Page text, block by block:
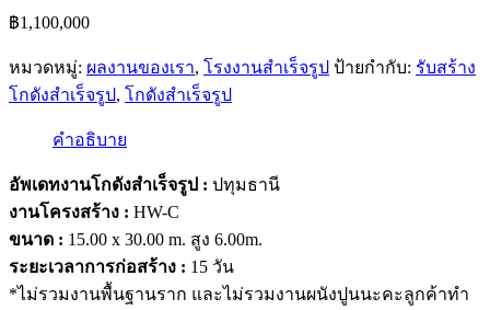
฿1,100,000
หมวดหมู่: ผลงานของเรา, โรงงานสำเร็จรูป ป้ายกำกับ: รับสร้าง
โกดังสำเร็จรูป, โกดังสำเร็จรูป
คำอธิบาย
อัพเดทงานโกดังสำเร็จรูป : ปทุมธานี
งานโครงสร้าง : HW-C
ขนาด : 15.00 x 30.00 m. สูง 6.00m.
ระยะเวลาการก่อสร้าง : 15 วัน
*ไม่รวมงานพื้นฐานราก และไม่รวมงานผนังปูนนะคะลูกค้าทำ